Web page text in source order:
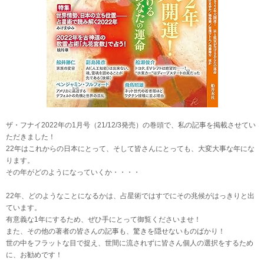
ザ・フナイ2022年の1月号（21/12/3発売）の巻頭で、私の記事を掲載させてい
ただきました！
22年はこれからの日本にとって、そして皆さんにとっても、大変大事な年にな
ります。
その年がどのようになっていくか・・・・
22年、どのようなことになるかは、占星術ではすでにその兆候がはっきりと出
ています。
有意義な1年にするため、ぜひ手にとって御覧くださいませ！
また、その他の著者の皆さんの記事も、驚きを隠せないものばかり！
世の中をフラットな目で捉え、世間に流されずに皆さん個人の選択をするため
に、お勧めです！